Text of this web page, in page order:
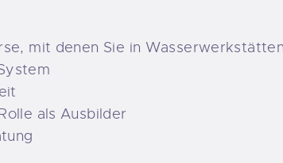
mit denen Sie in
als Ausbilder